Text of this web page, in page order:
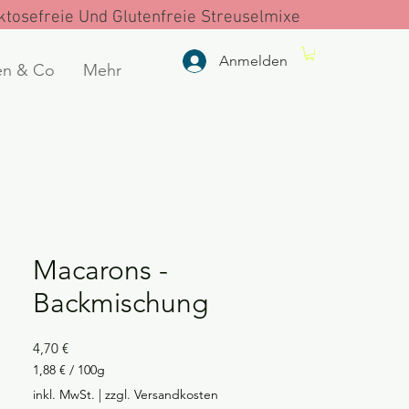
Und Glutenfreie Streuselmixe
& Co Mehr Anmelden
Macarons -
Backmischung
4,70 €Preis
1,88 € / 100g
1,88 €
pro
inkl. MwSt. | zzgl. Versandkosten